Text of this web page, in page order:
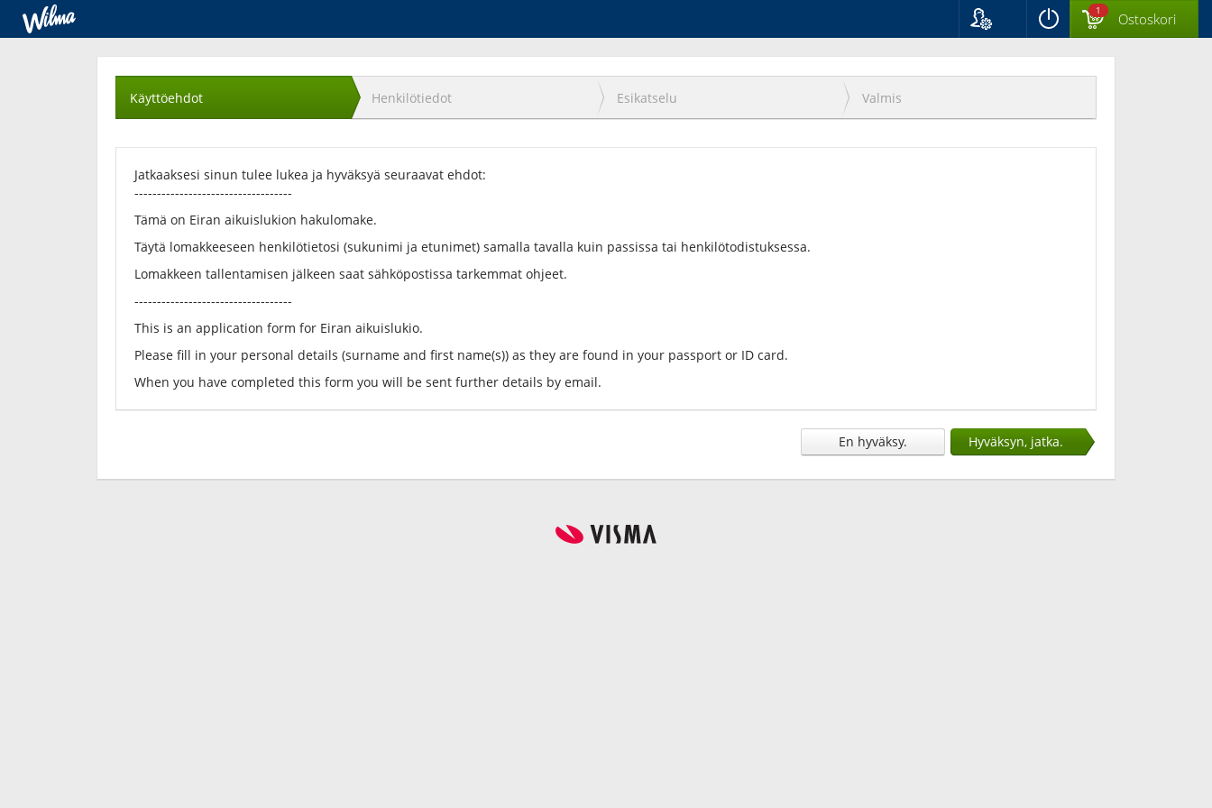
1 Ostoskori
Käyttöehtojen
hyväksyminen
Käyttöehdot Henkilötiedot Esikatselu Valmis
Jatkaaksesi sinun tulee lukea ja hyväksyä seuraavat ehdot:
-----------------------------------
Tämä on Eiran aikuislukion hakulomake.
Täytä lomakkeeseen henkilötietosi (sukunimi ja etunimet) samalla tavalla kuin passissa tai henkilötodistuksessa.
Lomakkeen tallentamisen jälkeen saat sähköpostissa tarkemmat ohjeet.
-----------------------------------
This is an application form for Eiran aikuislukio.
Please fill in your personal details (surname and first name(s)) as they are found in your passport or ID card.
When you have completed this form you will be sent further details by email.
En hyväksy. Hyväksyn, jatka.